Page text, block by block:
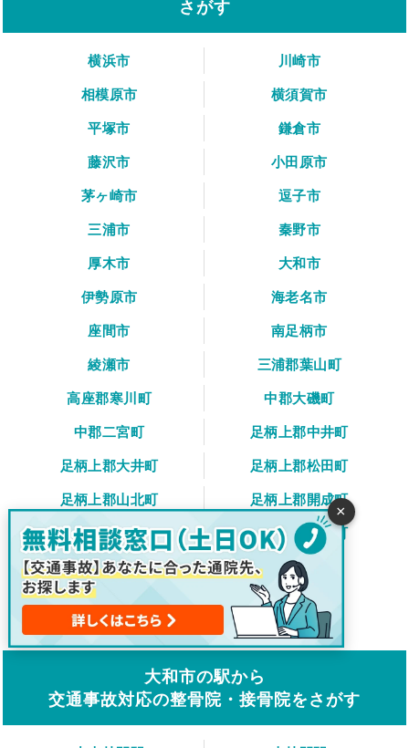
さがす
横浜市
川崎市
相模原市
横須賀市
平塚市
鎌倉市
藤沢市
小田原市
茅ヶ崎市
逗子市
三浦市
秦野市
厚木市
大和市
伊勢原市
海老名市
座間市
南足柄市
綾瀬市
三浦郡葉山町
高座郡寒川町
中郡大磯町
中郡二宮町
足柄上郡中井町
足柄上郡大井町
足柄上郡松田町
足柄上郡山北町
足柄上郡開成町
足柄下郡箱根町
足柄下郡真鶴町
足柄下郡湯河原町
愛甲郡愛川町
愛甲郡清川村
大和市の駅から
交通事故対応の整骨院・接骨院をさがす
×